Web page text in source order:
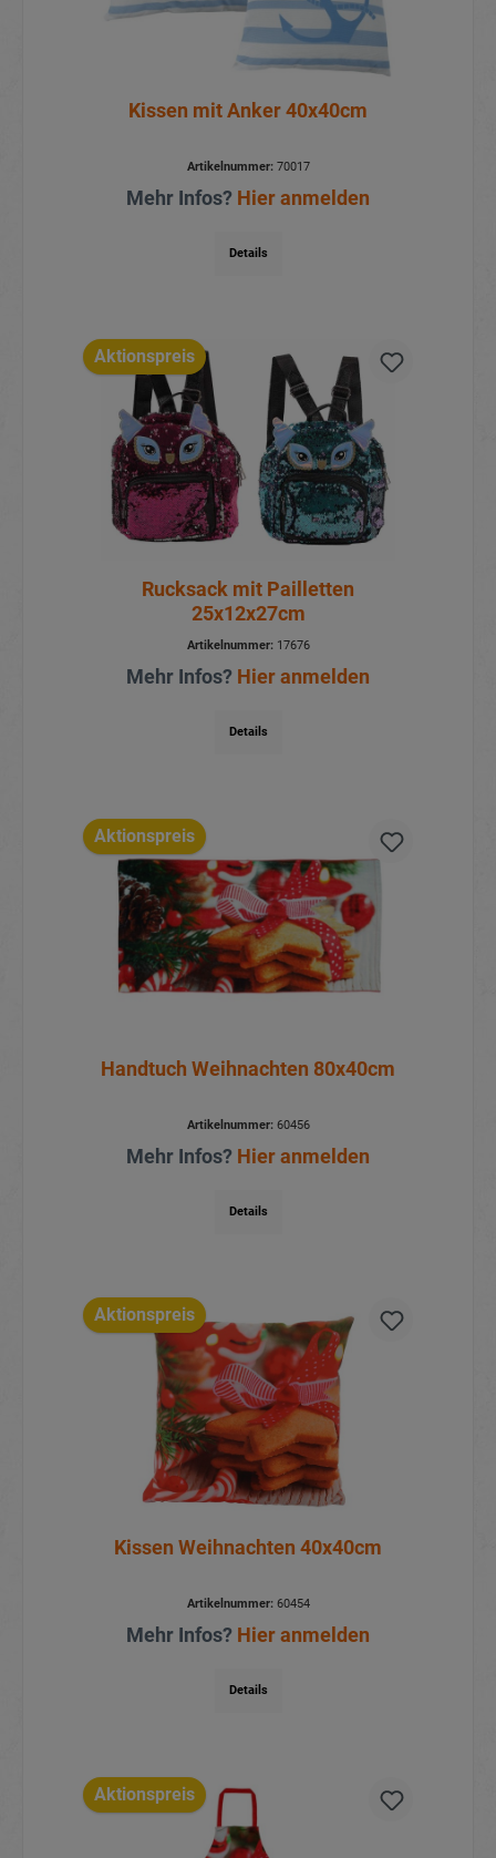
Kissen mit Anker 40x40cm
Artikelnummer:70017
Mehr Infos? Hier anmelden
Details
Aktionspreis
Rucksack mit Pailletten
25x12x27cm
Artikelnummer:17676
Mehr Infos? Hier anmelden
Details
Aktionspreis
Handtuch Weihnachten 80x40cm
Artikelnummer:60456
Mehr Infos? Hier anmelden
Details
Aktionspreis
Kissen Weihnachten 40x40cm
Artikelnummer:60454
Mehr Infos? Hier anmelden
Details
Aktionspreis